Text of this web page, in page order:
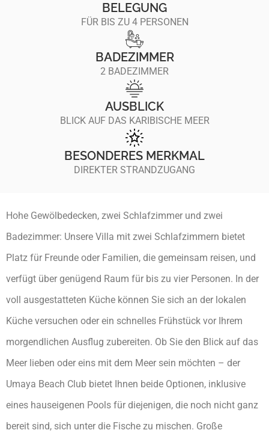
BELEGUNG
FÜR BIS ZU 4 PERSONEN
BADEZIMMER
2 BADEZIMMER
AUSBLICK
BLICK AUF DAS KARIBISCHE MEER
BESONDERES MERKMAL
DIREKTER STRANDZUGANG
Hohe Gewölbedecken, zwei Schlafzimmer und zwei
Badezimmer: Unsere Villa mit zwei Schlafzimmern bietet
Platz für Freunde oder Familien, die gemeinsam reisen, und
verfügt über genügend Raum für bis zu vier Personen. In der
voll ausgestatteten Küche können Sie sich an der lokalen
Küche versuchen oder ein schnelles Frühstück vor Ihrem
morgendlichen Ausflug zubereiten. Ob Sie den Blick auf das
Meer lieben oder eins mit dem Meer sein möchten – der
Umaya Beach Club bietet Ihnen beide Optionen, inklusive
eines hauseigenen Pools für diejenigen, die noch nicht ganz
bereit sind, sich unter die Fische zu mischen. Große